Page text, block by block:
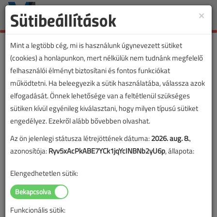
Toggle
×
Sütibeállítások
Mint a legtöbb cég, mi is használunk úgynevezett sütiket
(cookies) a honlapunkon, mert nélkülük nem tudnánk megfelelő
felhasználói élményt biztosítani és fontos funkciókat
működtetni. Ha beleegyezik a sütik használatába, válassza azok
elfogadását. Önnek lehetősége van a feltétlenül szükséges
sütiken kívül egyénileg kiválasztani, hogy milyen típusú sütiket
engedélyez. Ezekről alább bővebben olvashat.
Az ön jelenlegi státusza létrejöttének dátuma:2026. aug. 8.,
azonosítója:Ryv5xAcPkABE7YCk1jqYcINBNb2yU6p, állapota:
Elengedhetetlen sütik:
Funkcionális sütik: